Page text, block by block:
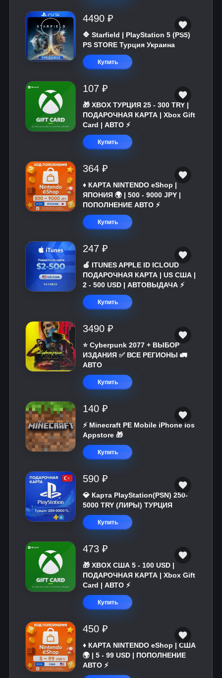
4490 ₽
🔷 Starfield | PlayStation 5 (PS5)
PS STORE Турция Украина
Купить
107 ₽
🎁 XBOX ТУРЦИЯ 25 - 300 TRY |
ПОДАРОЧНАЯ КАРТА | Xbox Gift
Card | АВТО ⚡
Купить
364 ₽
♦️ КАРТА NINTENDO eShop |
ЯПОНИЯ 🌍 | 500 - 9000 JPY |
ПОПОЛНЕНИЕ АВТО ⚡
Купить
247 ₽
🍎 ITUNES APPLE ID ICLOUD
ПОДАРОЧНАЯ КАРТА | US США |
2 - 500 USD | АВТОВЫДАЧА ⚡️
Купить
3490 ₽
⭐ Cyberpunk 2077 + ВЫБОР
ИЗДАНИЯ ✅ ВСЕ РЕГИОНЫ 🚛
АВТО
Купить
140 ₽
⚡️ Minecraft PE Mobile iPhone ios
Appstore 🎁
Купить
590 ₽
💎 Карта PlayStation(PSN) 250-
5000 TRY (ЛИРЫ) ТУРЦИЯ
Купить
473 ₽
🎁 XBOX США 5 - 100 USD |
ПОДАРОЧНАЯ КАРТА | Xbox Gift
Card | АВТО ⚡
Купить
450 ₽
♦️ КАРТА NINTENDO eShop | США
🌍 | 5 - 99 USD | ПОПОЛНЕНИЕ
АВТО ⚡